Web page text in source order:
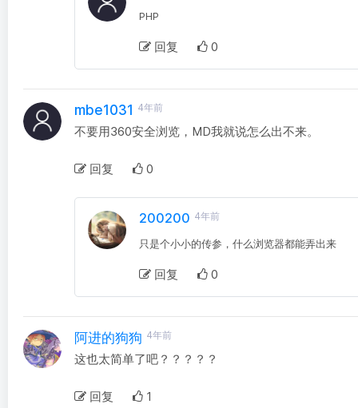
PHP
回复 0
mbe1031 4年前
不要用360安全浏览，MD我就说怎么出不来。
回复 0
200200 4年前
只是个小小的传参，什么浏览器都能弄出来
回复 0
阿进的狗狗 4年前
这也太简单了吧？？？？？
回复 1